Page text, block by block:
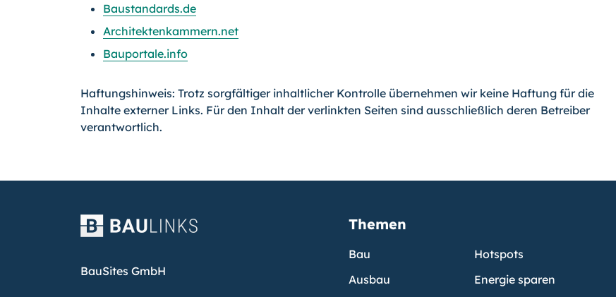
Baustandards.de
Architektenkammern.net
Bauportale.info
Haftungshinweis: Trotz sorgfältiger inhaltlicher Kontrolle übernehmen wir keine Haftung für die
Inhalte externer Links. Für den Inhalt der verlinkten Seiten sind ausschließlich deren Betreiber
verantwortlich.
BauSites GmbH
Themen
Bau
Ausbau
Hotspots
Energie sparen